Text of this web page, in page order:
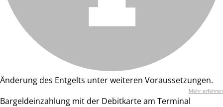
Änderung des Entgelts unter weiteren Voraussetzungen.
Mehr erfahren
Bargeldeinzahlung mit der Debitkarte am Terminal